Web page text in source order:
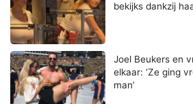
bekijks dankzij
Joel Beukers en
elkaar: ‘Ze ging
man’